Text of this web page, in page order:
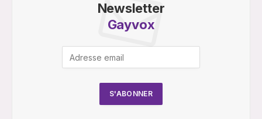
Newsletter
Gayvox